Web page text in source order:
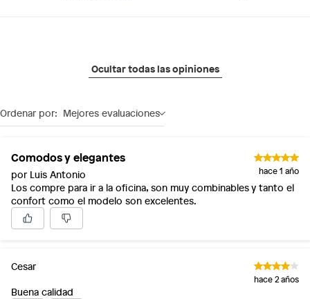
Ocultar todas las opiniones
Ordenar por: Mejores evaluaciones
Comodos y elegantes
por Luis Antonio hace 1 año
Los compre para ir a la oficina, son muy combinables y tanto el
confort como el modelo son excelentes.
Cesar
hace 2 años
Buena calidad